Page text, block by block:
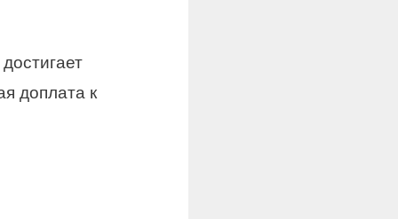
доплата к